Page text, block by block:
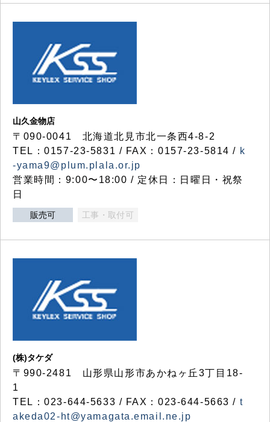
山久金物店
〒090-0041 北海道北見市北一条西4-8-2
TEL：0157-23-5831 / FAX：0157-23-5814 / k
-yama9@plum.plala.or.jp
営業時間：9:00〜18:00 / 定休日：日曜日・祝祭
日
販売可 工事・取付可
(株)タケダ
〒990-2481 山形県山形市あかねヶ丘3丁目18-
1
TEL：023-644-5633 / FAX：023-644-5663 / t
akeda02-ht@yamagata.email.ne.jp